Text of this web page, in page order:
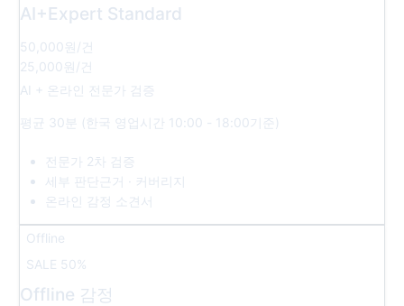
AI+Expert Standard
50,000원 /건
25,000원 /건
AI + 온라인 전문가 검증
평균 30분 (한국 영업시간 10:00 - 18:00기준)
전문가 2차 검증
세부 판단근거 · 커버리지
온라인 감정 소견서
Offline
SALE 50%
Offline 감정